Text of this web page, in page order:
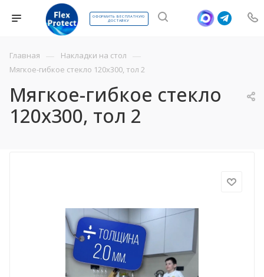
ОФОРМИТЬ БЕСПЛАТНУЮ
ДОСТАВКУ
Главная — Накладки на стол —
Мягкое-гибкое стекло 120х300, тол 2
Мягкое-гибкое стекло
120х300, тол 2